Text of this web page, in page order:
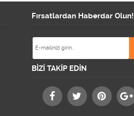
Fırsatlardan Haberdar Olun!
BİZİ TAKİP EDİN